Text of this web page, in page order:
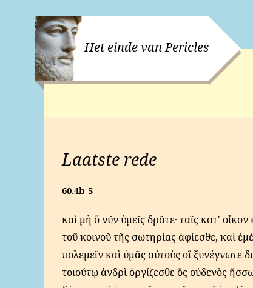
Het einde van Pericles
Laatste rede
60.4b-5
καὶ μὴ ὃ νῦν ὑμεῖς δρᾶτε· ταῖς κατ'
τοῦ κοινοῦ τῆς σωτηρίας ἀφίεσθε, καὶ
πολεμεῖν καὶ ὑμᾶς αὐτοὺς οἳ ξυνέγνωτε
τοιούτῳ ἀνδρὶ ὀργίζεσθε ὃς οὐδενὸς